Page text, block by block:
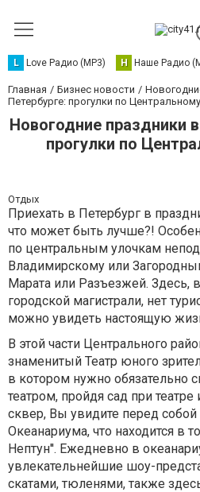
L Love Радио (MP3) Н Наше Радио
Главная Бизнес новости
Петербурге: прогулки по
Новогодние праздники
прогулки по
Отдых
Приехать в Петербург в
что может быть лучше?!
по центральным улочкам
Владимирскому или
Марата или Разъезжей. Здесь,
городской магистрали, нет
можно увидеть настоящую
В этой части Центрального
знаменитый Театр юного
в котором нужно обязательно
театром, пройдя сад при
сквер, Вы увидите перед собой
Океанариума, что находится в
Нептун''. Ежедневно в
увлекательнейшие шоу-
скатами, тюленями, также